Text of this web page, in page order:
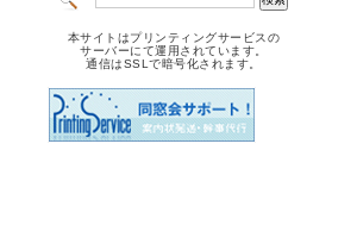
本サイトはプリンティングサービスの
サーバーにて運用されています。
通信はSSLで暗号化されます。